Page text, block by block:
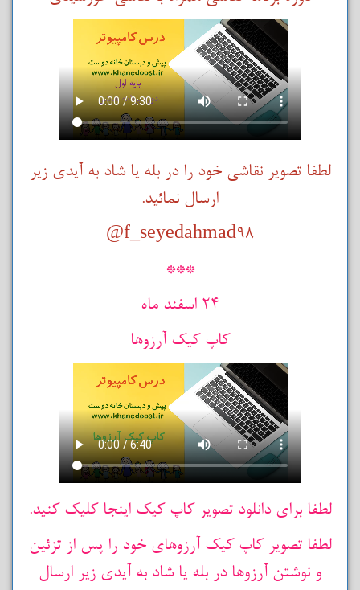
لطفا تصویر نقاشی خود را در بله یا شاد به آیدی زیر
ارسال نمائید.
f_seyedahmad98@
***
۲4 اسفند ماه
کاپ کیک آرزوها
لطفا برای دانلود تصویر کاپ کیک اینجا کلیک کنید.
لطفا تصویر کاپ کیک آرزوهای خود را پس از تزئین
و نوشتن آرزوها در بله یا شاد به آیدی زیر ارسال